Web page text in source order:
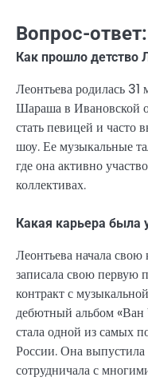
Вопрос-ответ:
Как прошло детство
Леонтьева родилась 31
Шараша в Ивановской
стать певицей и часто
шоу. Ее музыкальные
где она активно
коллективах.
Какая карьера была
Леонтьева начала свою
записала свою первую
контракт с
дебютный альбом
стала одной из самых
России. Она
сотрудничала с